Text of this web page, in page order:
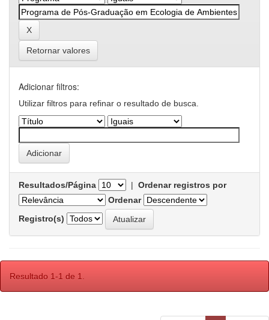
Retornar valores
Adicionar filtros:
Utilizar filtros para refinar o resultado de busca.
Resultados/Página | Ordenar registros por
Ordenar
Registro(s)
Resultado 1-1 de 1.